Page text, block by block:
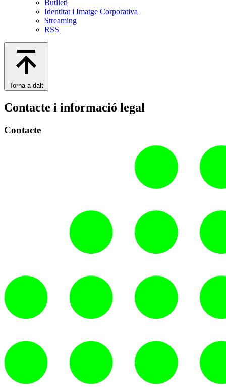
Butlletí
Identitat i Imatge Corporativa
Streaming
RSS
Torna a dalt
Contacte i informació legal
Contacte